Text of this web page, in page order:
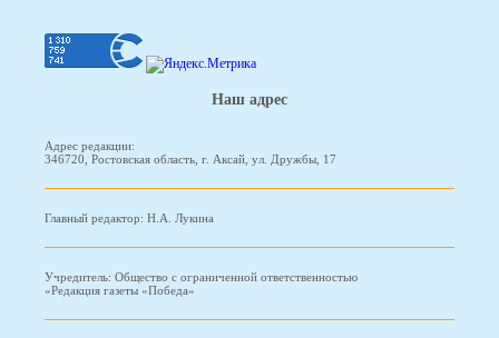
Наш адрес
Адрес редакции:
346720, Ростовская область, г. Аксай, ул. Дружбы, 17
Главный редактор: Н.А. Лукина
Учредитель: Общество с ограниченной ответственностью
«Редакция газеты «Победа»